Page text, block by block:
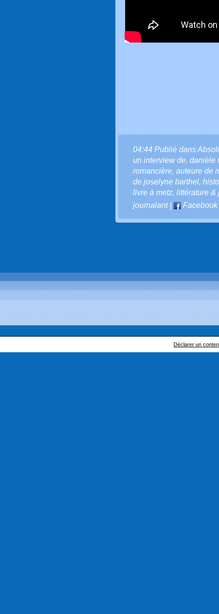
04:44 Publié dans
un interview de, danièle
romancière, auteure de
de joselyne barthel,
livre à metz, littérature &
journalant| Facebook
Déclarer un